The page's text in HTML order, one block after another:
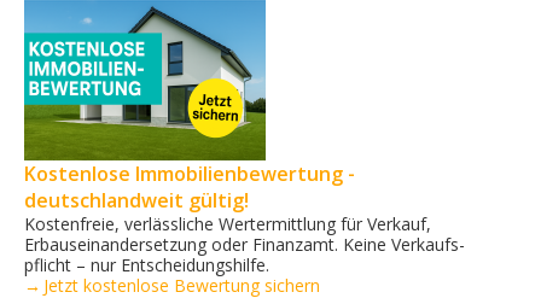
Kostenlose Immobilienbewertung -
deutschlandweit gültig!
Kostenfreie, verlässliche Wertermittlung für Verkauf,
Erbauseinandersetzung oder Finanzamt. Keine Verkaufs­
pflicht – nur Entscheidungshilfe.
→ Jetzt kostenlose Bewertung sichern